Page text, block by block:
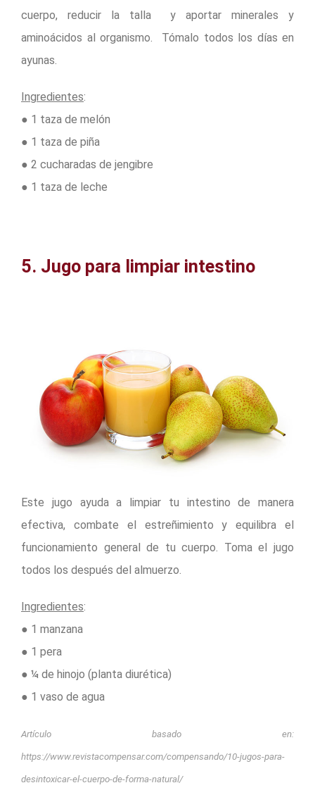
cuerpo, reducir la talla y aportar minerales y
aminoácidos al organismo. Tómalo todos los días en
ayunas.
Ingredientes:
● 1 taza de melón
● 1 taza de piña
● 2 cucharadas de jengibre
● 1 taza de leche
5. Jugo para limpiar intestino
Este jugo ayuda a limpiar tu intestino de manera
efectiva, combate el estreñimiento y equilibra el
funcionamiento general de tu cuerpo. Toma el jugo
todos los después del almuerzo.
Ingredientes:
● 1 manzana
● 1 pera
● ¼ de hinojo (planta diurética)
● 1 vaso de agua
Artículo basado en:
https://www.revistacompensar.com/compensando/10-jugos-para-
desintoxicar-el-cuerpo-de-forma-natural/